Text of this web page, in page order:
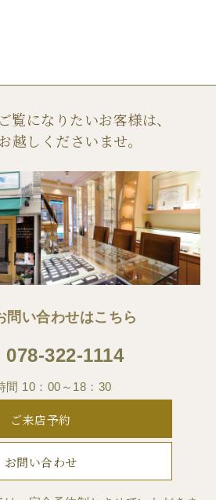
覧になりたいお客様は、
越しくださいませ。
問い合わせはこちら
078-322-1114
間 10：00～18：30
ご来店予約
お問い合わせ